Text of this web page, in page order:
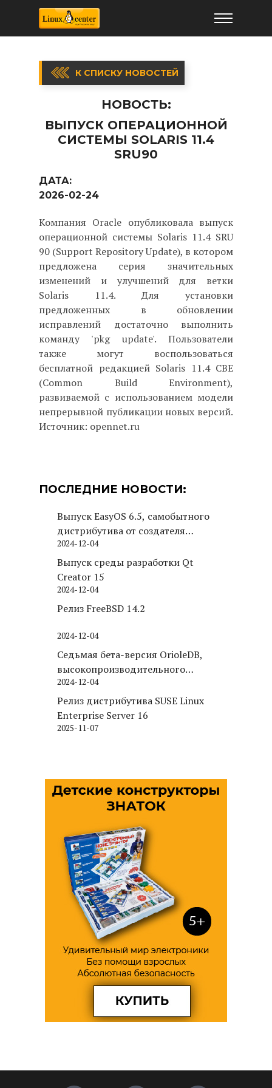
К СПИСКУ НОВОСТЕЙ
НОВОСТЬ:
ВЫПУСК ОПЕРАЦИОННОЙ
СИСТЕМЫ SOLARIS 11.4
SRU90
ДАТА:
2026-02-24
Компания Oracle опубликовала выпуск
операционной системы Solaris 11.4 SRU
90 (Support Repository Update), в котором
предложена серия значительных
изменений и улучшений для ветки
Solaris 11.4. Для установки
предложенных в обновлении
исправлений достаточно выполнить
команду 'pkg update'. Пользователи
также могут воспользоваться
бесплатной редакцией Solaris 11.4 CBE
(Common Build Environment),
развиваемой с использованием модели
непрерывной публикации новых версий.
Источник: opennet.ru
ПОСЛЕДНИЕ НОВОСТИ:
Выпуск EasyOS 6.5, самобытного
дистрибутива от создателя
Puppy Linux
2024-12-04
Выпуск среды разработки Qt
Creator 15
2024-12-04
Релиз FreeBSD 14.2
2024-12-04
Седьмая бета-версия OrioleDB,
высокопроизводительного
движка хранения для PostgreSQL
2024-12-04
Релиз дистрибутива SUSE Linux
Enterprise Server 16
2025-11-07